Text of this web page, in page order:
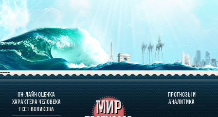
----
ОН-ЛАЙН ОЦЕНКА
ХАРАКТЕРА ЧЕЛОВЕКА
ТЕСТ ВОЛИКОВА
ПРОГНОЗЫ И
АНАЛИТИКА
О ПРОГРАММЕ
ОЦЕНКА ХАРАКТЕРA ЧЕЛОВЕКА